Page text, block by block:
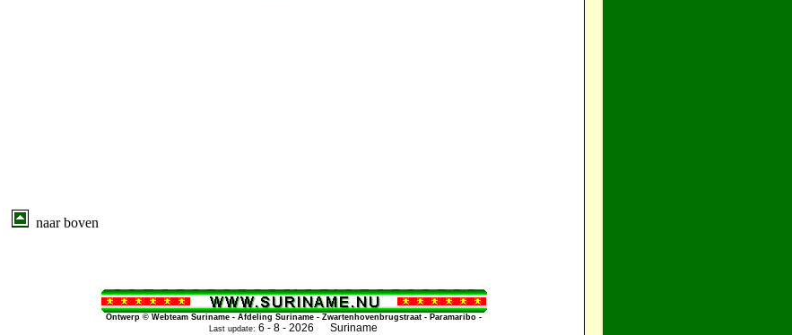
naar boven
Ontwerp © Webteam Suriname - Afdeling Suriname - Zwartenhovenbrugstraat - Paramaribo -
Last update: 6 - 8 - 2026 Suriname